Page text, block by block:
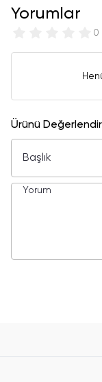
Yorumlar
0
Ürünü Değerlendir